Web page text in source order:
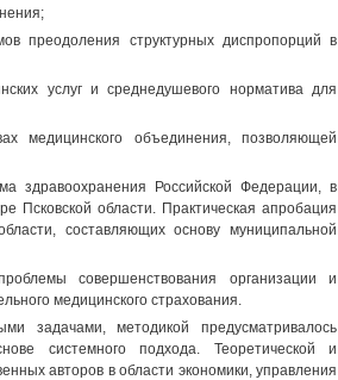
преодоления структурных диспропорций в
услуг и среднедушевого норматива для
медицинского объединения, позволяющей
здравоохранения Российской Федерации, в
Псковской области. Практическая апробация
составляющих основу муниципальной
совершенствования организации и
медицинского страхования.
задачами, методикой предусматривалось
системного подхода. Теоретической и
авторов в области экономики, управления